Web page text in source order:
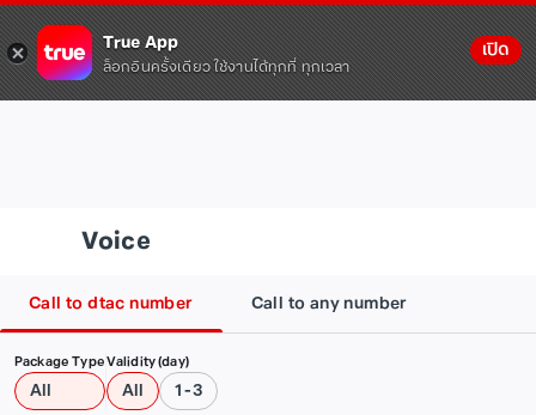
True App
ล็อกอินครั้งเดียว ใช้งานได้ทุกที่ ทุกเวลา
เปิด
Voice
Call to dtac number Call to any number
Package Type
All
Validity (day)
All 1-3